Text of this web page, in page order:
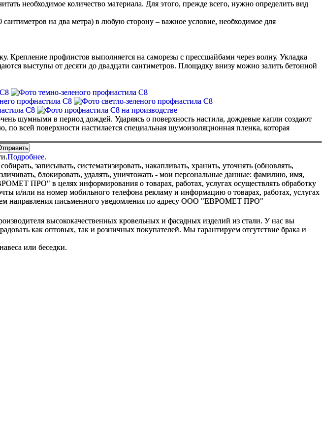
необходимое количество материала. Для этого, прежде всего, нужно определить вид
на два метра) в любую сторону – важное условие, необходимое для
Крепление профлистов выполняется на саморезы с прессшайбами через волну. Укладка
выступы от десяти до двадцати сантиметров. Площадку внизу можно залить бетонной
шумными в период дождей. Ударяясь о поверхность настила, дождевые капли создают
всей поверхности настилается специальная шумоизоляционная пленка, которая
Подробнее.
записывать, систематизировать, накапливать, хранить, уточнять (обновлять,
блокировать, удалять, уничтожать - мои персональные данные: фамилию, имя,
ПРО" в целях информирования о товарах, работах, услугах осуществлять обработку
и/или на номер мобильного телефона рекламу и информацию о товарах, работах, услугах
направления письменного уведомления по адресу ООО "ЕВРОМЕТ ПРО"
высококачественных кровельных и фасадных изделий из стали. У нас вы
как оптовых, так и розничных покупателей. Мы гарантируем отсутствие брака и
или беседки.